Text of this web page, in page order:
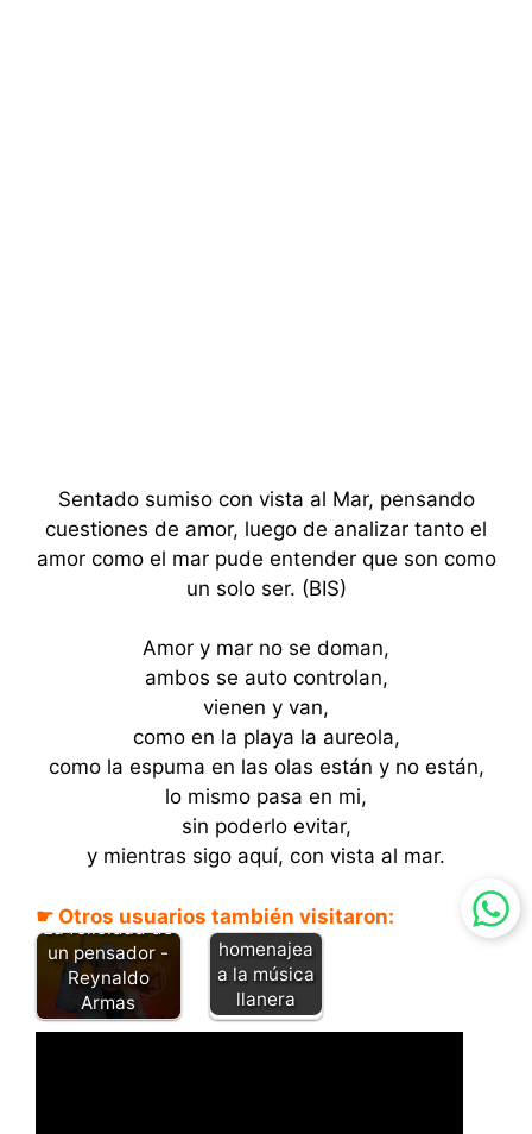
Sentado sumiso con vista al Mar, pensando
cuestiones de amor, luego de analizar tanto el
amor como el mar pude entender que son como
un solo ser. (BIS)
Amor y mar no se doman,
ambos se auto controlan,
vienen y van,
como en la playa la aureola,
como la espuma en las olas están y no están,
lo mismo pasa en mi,
sin poderlo evitar,
y mientras sigo aquí, con vista al mar.
☛ Otros usuarios también visitaron:
La felicidad de
un pensador -
Reynaldo
Armas
Nacho
homenajea
a la música
llanera